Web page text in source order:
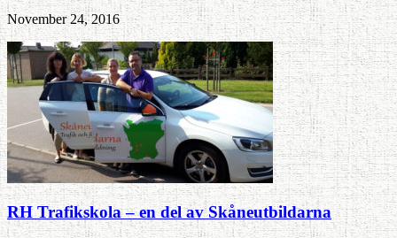
November 24, 2016
RH Trafikskola – en del av Skåneutbildarna